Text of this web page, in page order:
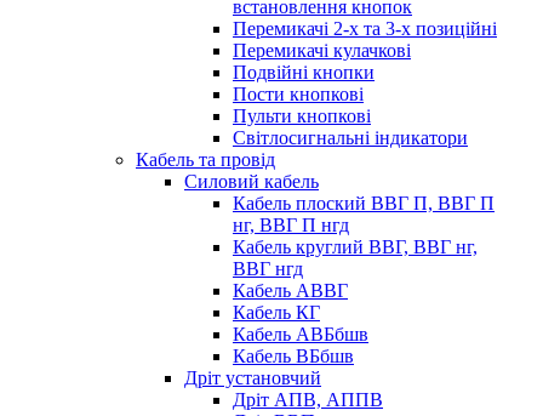
встановлення кнопок
Перемикачі 2-х та 3-х позиційні
Перемикачі кулачкові
Подвійні кнопки
Пости кнопкові
Пульти кнопкові
Світлосигнальні індикатори
Кабель та провід
Силовий кабель
Кабель плоский ВВГ П, ВВГ П
нг, ВВГ П нгд
Кабель круглий ВВГ, ВВГ нг,
ВВГ нгд
Кабель АВВГ
Кабель КГ
Кабель АВБбшв
Кабель ВБбшв
Дріт установчий
Дріт АПВ, АППВ